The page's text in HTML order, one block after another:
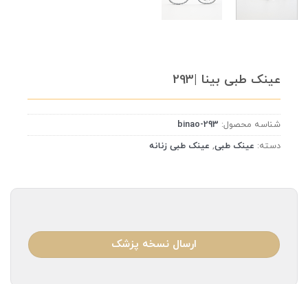
عینک طبی بینا |293
شناسه محصول: binao-293
دسته: عینک طبی, عینک طبی زنانه
ارسال نسخه پزشک